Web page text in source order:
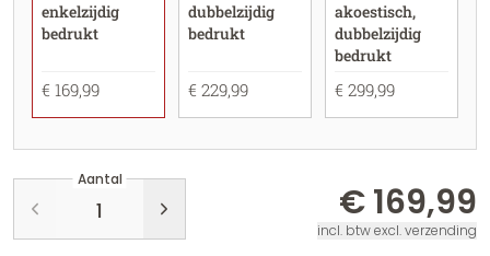
enkelzijdig
bedrukt
€ 169,99
dubbelzijdig
bedrukt
€ 229,99
akoestisch,
dubbelzijdig
bedrukt
€ 299,99
Aantal
€ 169,99
incl. btw excl. verzending